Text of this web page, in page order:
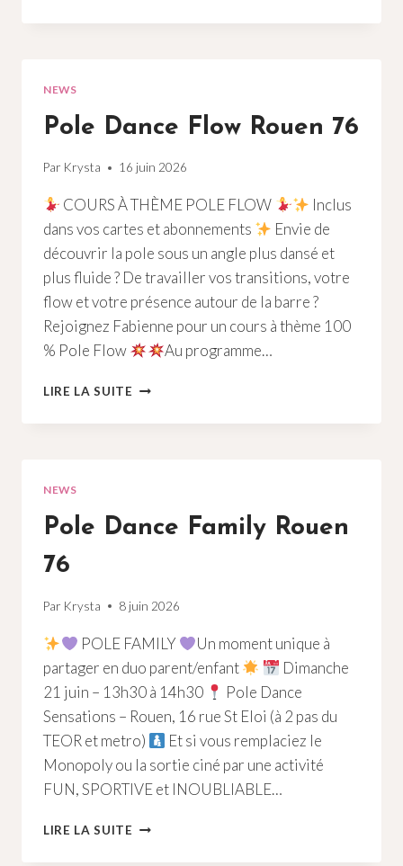
COMBO
NEWS
Pole Dance Flow Rouen 76
Par Krysta 16 juin 2026
COURS À THÈME POLE FLOW
Inclus
dans vos cartes et abonnements
Envie de
découvrir la pole sous un angle plus dansé et
plus fluide ? De travailler vos transitions, votre
flow et votre présence autour de la barre ?
Rejoignez Fabienne pour un cours à thème 100
% Pole Flow
Au programme…
LIRE LA SUITE POLE
FLOW
NEWS
Pole Dance Family Rouen
76
Par Krysta 8 juin 2026
POLE FAMILY
Un moment unique à
partager en duo parent/enfant
Dimanche
21 juin – 13h30 à 14h30
Pole Dance
Sensations – Rouen, 16 rue St Eloi (à 2 pas du
TEOR et metro)
Et si vous remplaciez le
Monopoly ou la sortie ciné par une activité
FUN, SPORTIVE et INOUBLIABLE…
LIRE LA SUITE POLE
FAMILY